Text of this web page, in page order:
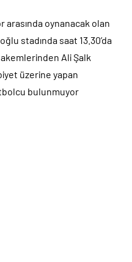
oynanacak olan
stadında saat 13.30’da
Ali Şalk
üzerine yapan
bulunmuyor